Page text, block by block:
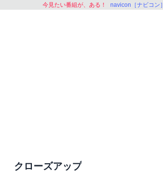
今見たい番組が、ある！ navicon［ナビコン］
クローズアップ